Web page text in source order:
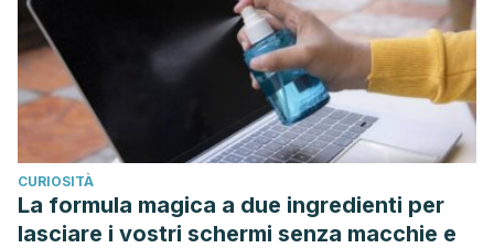
CURIOSITÀ
La formula magica a due ingredienti per
lasciare i vostri schermi senza macchie e